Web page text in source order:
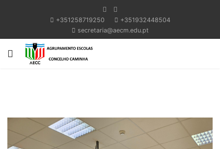
+351258719250
+351932448504
secretaria@aecm.edu.pt